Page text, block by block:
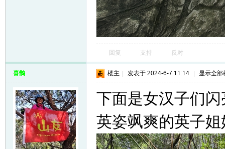
回复 支持 反对
喜鹊 楼主 发表于 2024-6-7 11:14 显示全部
下面是女汉子们
英姿飒爽的英子姐